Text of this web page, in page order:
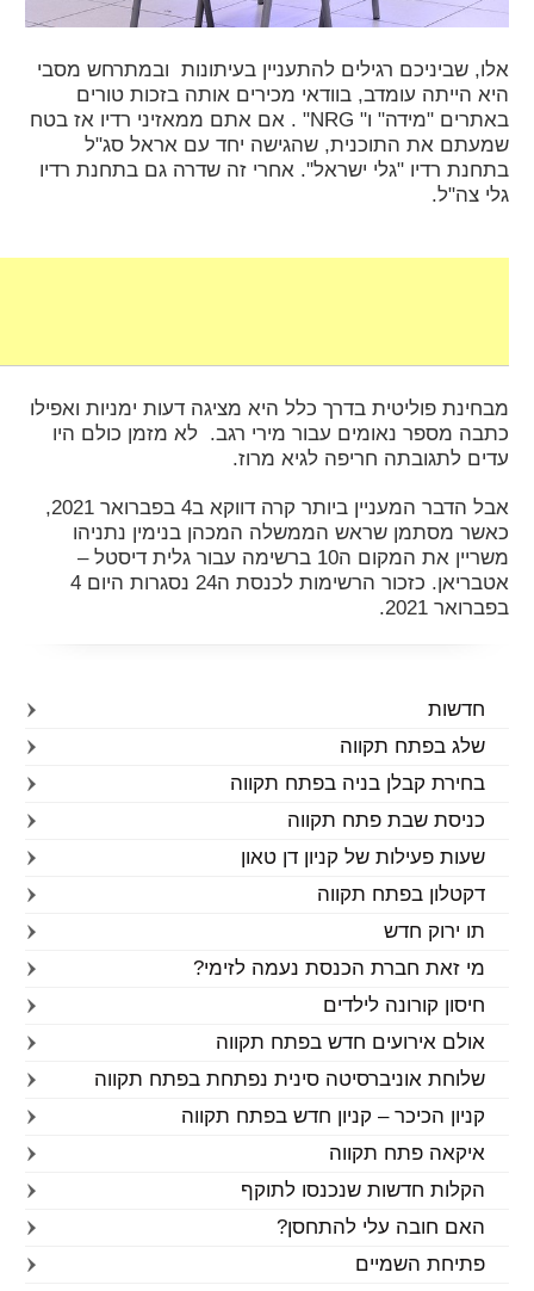
אלו, שביניכם רגילים להתעניין בעיתונות ובמתרחש מסבי
היא הייתה עומדב, בוודאי מכירים אותה בזכות טורים
באתרים "מידה" ו" NRG" . אם אתם ממאזיני רדיו אז בטח
שמעתם את התוכנית, שהגישה יחד עם אראל סג"ל
בתחנת רדיו "גלי ישראל". אחרי זה שדרה גם בתחנת רדיו
גלי צה"ל.
מבחינת פוליטית בדרך כלל היא מציגה דעות ימניות ואפילו
כתבה מספר נאומים עבור מירי רגב. לא מזמן כולם היו
עדים לתגובתה חריפה לגיא מרוז.
אבל הדבר המעניין ביותר קרה דווקא ב4 בפברואר 2021,
כאשר מסתמן שראש הממשלה המכהן בנימין נתניהו
משריין את המקום ה10 ברשימה עבור גלית דיסטל –
אטבריאן. כזכור הרשימות לכנסת ה24 נסגרות היום 4
בפברואר 2021.
חדשות
שלג בפתח תקווה
בחירת קבלן בניה בפתח תקווה
כניסת שבת פתח תקווה
שעות פעילות של קניון דן טאון
דקטלון בפתח תקווה
תו ירוק חדש
מי זאת חברת הכנסת נעמה לזימי?
חיסון קורונה לילדים
אולם אירועים חדש בפתח תקווה
שלוחת אוניברסיטה סינית נפתחת בפתח תקווה
קניון הכיכר – קניון חדש בפתח תקווה
איקאה פתח תקווה
הקלות חדשות שנכנסו לתוקף
האם חובה עלי להתחסן?
פתיחת השמיים